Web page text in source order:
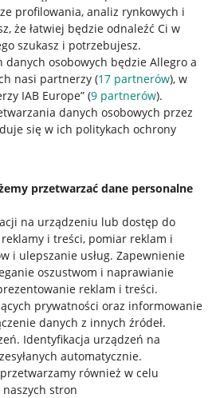
profilowania, analiz rynkowych i
że łatwiej będzie odnaleźć Ci w
szukasz i potrzebujesz.
osobowych będzie Allegro a
nasi partnerzy (17 partnerów), w
IAB Europe” (9 partnerów).
danych osobowych przez
się w ich politykach ochrony
przetwarzać dane personalne
na urządzeniu lub dostęp do
i treści, pomiar reklam i
i ulepszanie usług. Zapewnienie
oszustwom i naprawianie
reklam i treści.
prywatności oraz informowanie
danych z innych źródeł.
. Identyfikacja urządzeń na
automatycznie.
również w celu
stron